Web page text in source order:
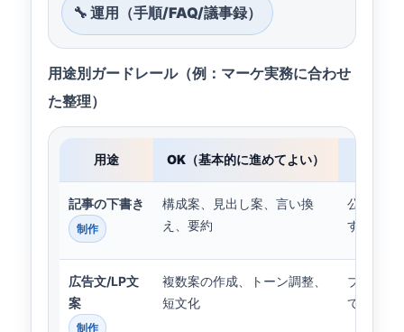
🔧 運用（手順/FAQ/議事録）
用途別ガードレール（例：マーケ実務に合わせ
た整理）
用途 OK（基本的に進めてよい）
記事の下書き
制作
構成案、見出し案、言い換
え、要約
公開前に
する
広告文/LP文
案
制作
複数案の作成、トーン調整、
短文化
ブランド
て確認